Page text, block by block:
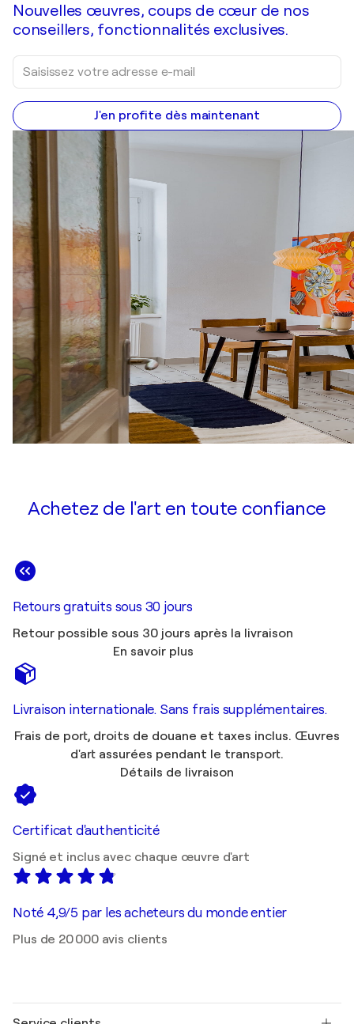
Nouvelles œuvres, coups de cœur de nos
conseillers, fonctionnalités exclusives.
J'en profite dès maintenant
Achetez de l'art en toute confiance
Retours gratuits sous 30 jours
Retour possible sous 30 jours après la livraison
En savoir plus
Livraison internationale. Sans frais supplémentaires.
Frais de port, droits de douane et taxes inclus. Œuvres
d'art assurées pendant le transport.
Détails de livraison
Certificat d'authenticité
Signé et inclus avec chaque œuvre d'art
Noté 4,9/5 par les acheteurs du monde entier
Plus de 20 000 avis clients